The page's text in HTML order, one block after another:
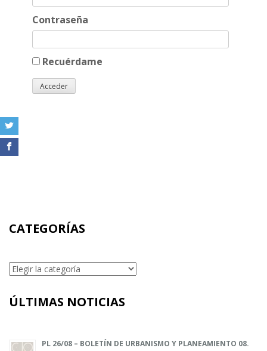
Contraseña
Recuérdame
CATEGORÍAS
Categorías
ÚLTIMAS NOTICIAS
PL 26/08 – BOLETÍN DE URBANISMO Y PLANEAMIENTO 08.